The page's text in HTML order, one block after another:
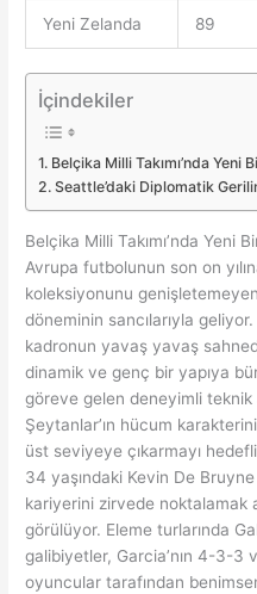
Yeni Zelanda 89
İçindekiler
Belçika Milli Takımı’nda Yeni
Seattle’daki Diplomatik
Belçika Milli Takımı’nda Yeni
Avrupa futbolunun son on
koleksiyonunu
döneminin sancılarıyla
kadronun yavaş yavaş
dinamik ve genç bir yapıya
göreve gelen deneyimli teknik
Şeytanlar’ın hücum
üst seviyeye çıkarmayı
34 yaşındaki Kevin De
kariyerini zirvede noktalamak
görülüyor. Eleme turlarında
galibiyetler, Garcia’nın 4-3-
oyuncular tarafından